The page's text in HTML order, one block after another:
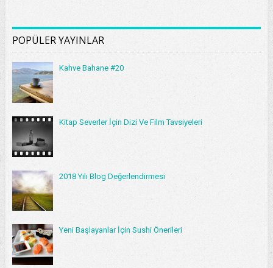
POPÜLER YAYINLAR
Kahve Bahane #20
Kitap Severler İçin Dizi Ve Film Tavsiyeleri
2018 Yılı Blog Değerlendirmesi
Yeni Başlayanlar İçin Sushi Önerileri